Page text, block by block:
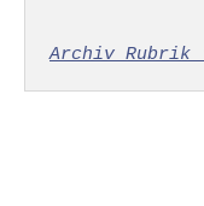
Archiv Rubrik